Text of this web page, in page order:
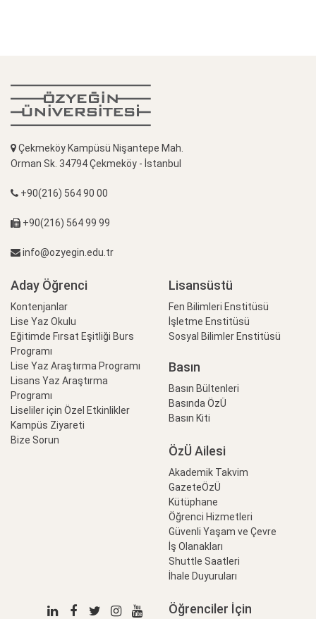
Çekmeköy Kampüsü Nişantepe Mah.
Orman Sk. 34794 Çekmeköy - İstanbul
+90(216) 564 90 00
+90(216) 564 99 99
info@ozyegin.edu.tr
Aday Öğrenci
Kontenjanlar
Lise Yaz Okulu
Eğitimde Fırsat Eşitliği Burs
Programı
Lise Yaz Araştırma Programı
Lisans Yaz Araştırma
Programı
Liseliler için Özel Etkinlikler
Kampüs Ziyareti
Bize Sorun
Lisansüstü
Fen Bilimleri Enstitüsü
İşletme Enstitüsü
Sosyal Bilimler Enstitüsü
Basın
Basın Bültenleri
Basında ÖzÜ
Basın Kiti
ÖzÜ Ailesi
Akademik Takvim
GazeteÖzÜ
Kütüphane
Öğrenci Hizmetleri
Güvenli Yaşam ve Çevre
İş Olanakları
Shuttle Saatleri
İhale Duyuruları
Öğrenciler İçin